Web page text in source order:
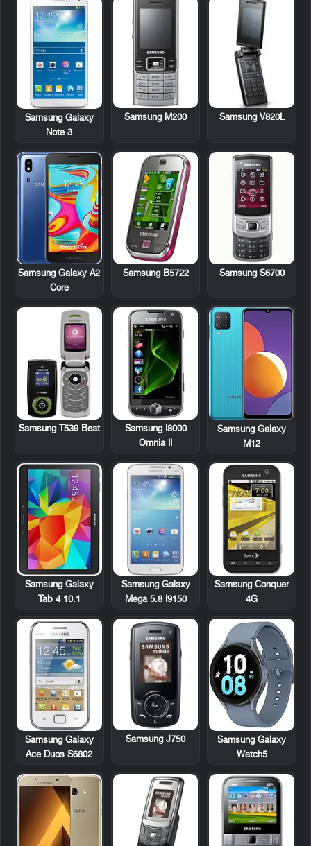
Samsung V820L
Samsung M200
Samsung Galaxy
Note 3
Samsung S6700
Samsung B5722
Samsung Galaxy A2
Core
Samsung Galaxy
M12
Samsung I8000
Omnia II
Samsung T539 Beat
Samsung Conquer
4G
Samsung Galaxy
Mega 5.8 I9150
Samsung Galaxy
Tab 4 10.1
Samsung Galaxy
Watch5
Samsung J750
Samsung Galaxy
Ace Duos S6802